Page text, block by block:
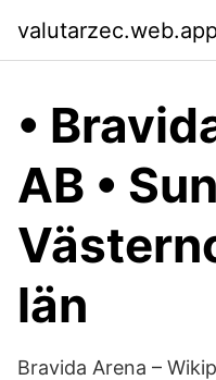
•
AB •
län
Bravida Arena –